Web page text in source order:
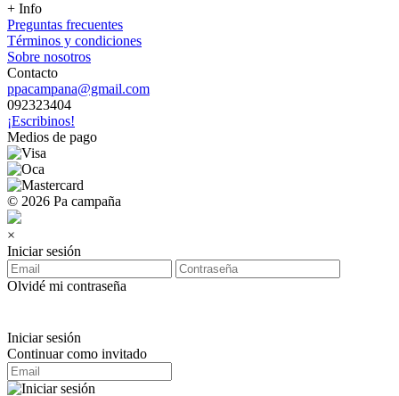
+ Info
Preguntas frecuentes
Términos y condiciones
Sobre nosotros
Contacto
ppacampana@gmail.com
092323404
¡Escribinos!
Medios de pago
© 2026 Pa campaña
×
Iniciar sesión
Olvidé mi contraseña
Iniciar sesión
Continuar como invitado